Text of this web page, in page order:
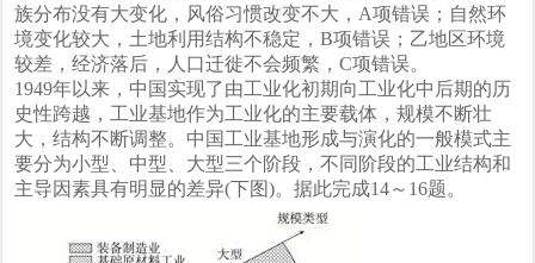
族分布没有大变化，风俗习惯改变不大，A项错误；自然环
境变化较大，土地利用结构不稳定，B项错误；乙地区环境
较差，经济落后，人口迁徙不会频繁，C项错误。
1949年以来，中国实现了由工业化初期向工业化中后期的历
史性跨越，工业基地作为工业化的主要载体，规模不断壮
大，结构不断调整。中国工业基地形成与演化的一般模式主
要分为小型、中型、大型三个阶段，不同阶段的工业结构和
主导因素具有明显的差异(下图)。据此完成14～16题。